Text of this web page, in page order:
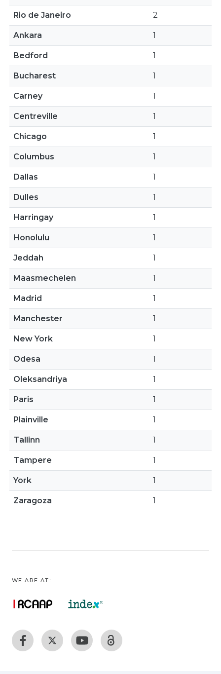
Rio de Janeiro 2
Ankara 1
Bedford 1
Bucharest 1
Carney 1
Centreville 1
Chicago 1
Columbus 1
Dallas 1
Dulles 1
Harringay 1
Honolulu 1
Jeddah 1
Maasmechelen 1
Madrid 1
Manchester 1
New York 1
Odesa 1
Oleksandriya 1
Paris 1
Plainville 1
Tallinn 1
Tampere 1
York 1
Zaragoza 1
WE ARE AT: